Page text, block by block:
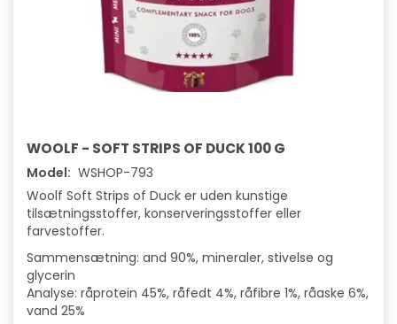
WOOLF - SOFT STRIPS OF DUCK 100 G
Model: WSHOP-793
Woolf Soft Strips of Duck er uden kunstige
tilsætningsstoffer, konserveringsstoffer eller
farvestoffer.
Sammensætning: and 90%, mineraler, stivelse og
glycerin
Analyse: råprotein 45%, råfedt 4%, råfibre 1%, råaske 6%,
vand 25%